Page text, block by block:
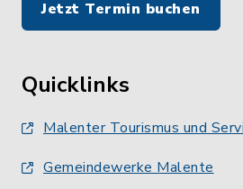
Jetzt Termin buchen
Quicklinks
Malenter Tourismus und
Gemeindewerke Malente